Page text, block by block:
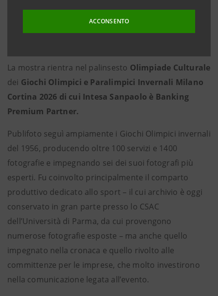
ACCONSENTO
prime olimpiadi invernali ospitate in Italia, a Cortina
La mostra rientra nel palinsesto Olimpiade Culturale
dei Giochi Olimpici e Paralimpici Invernali Milano
Cortina 2026 di cui Intesa Sanpaolo è Banking
Premium Partner.
Publifoto seguì ampiamente i Giochi Olimpici invernali
del 1956, producendo oltre 100 servizi e 1400
fotografie e impegnando sei dei suoi fotografi più
esperti. Fu coinvolto principalmente il comparto
produttivo dedicato allo sport – il cui archivio è oggi
conservato in gran parte presso lo CSAC
dell’Università di Parma, da cui provengono
numerose fotografie esposte – ma anche quello
impegnato nella cronaca e quello rivolto alle
committenze per le imprese, che molto investirono
nella comunicazione legata all’evento.